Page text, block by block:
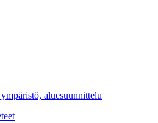
aluesuunnittelu